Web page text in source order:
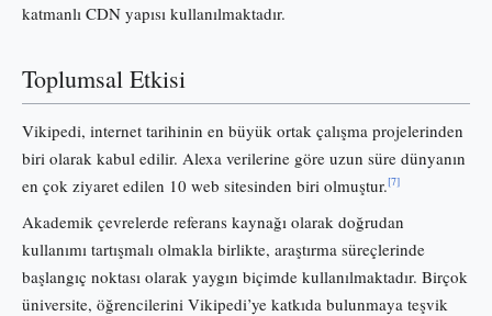
katmanlı CDN yapısı kullanılmaktadır.
Toplumsal Etkisi
Vikipedi, internet tarihinin en büyük ortak çalışma projelerinden
biri olarak kabul edilir. Alexa verilerine göre uzun süre dünyanın
en çok ziyaret edilen 10 web sitesinden biri olmuştur.[7]
Akademik çevrelerde referans kaynağı olarak doğrudan
kullanımı tartışmalı olmakla birlikte, araştırma süreçlerinde
başlangıç noktası olarak yaygın biçimde kullanılmaktadır. Birçok
üniversite, öğrencilerini Vikipedi’ye katkıda bulunmaya teşvik